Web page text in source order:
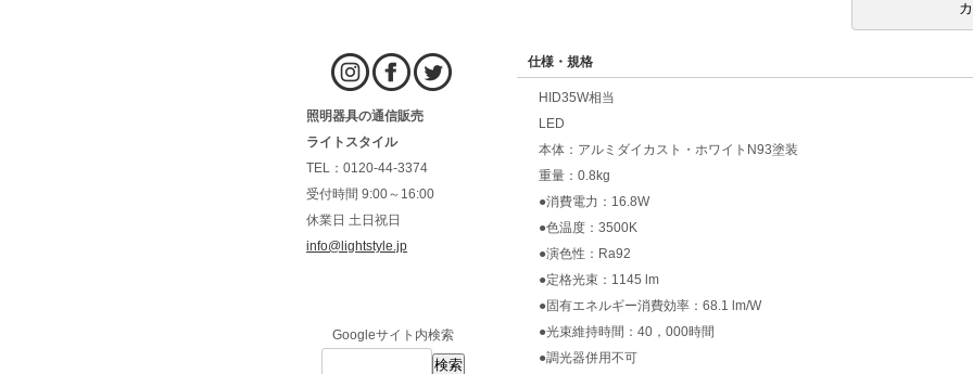
照明器具の通信販売
ライトスタイル
TEL：0120-44-3374
受付時間 9:00～16:00
休業日 土日祝日
info@lightstyle.jp
Googleサイト内検索
仕様・規格
HID35W相当
LED
本体：アルミダイカスト・ホワイトN93塗装
重量：0.8kg
●消費電力：16.8W
●色温度：3500K
●演色性：Ra92
●定格光束：1145 lm
●固有エネルギー消費効率：68.1 lm/W
●光束維持時間：40，000時間
●調光器併用不可